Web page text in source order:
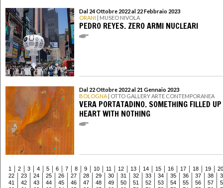
Dal 24 Ottobre 2022 al 22 Febbraio 2023
ORANI | MUSEO NIVOLA
PEDRO REYES. ZERO ARMI NUCLEARI
Dal 22 Ottobre 2022 al 21 Gennaio 2023
BOLOGNA | OTTO GALLERY ARTE CONTEMPORANEA
VERA PORTATADINO. SOMETHING FILLED
HEART WITH NOTHING
1 2 3 4 5 6 7 8 9 10 11 12 13 14 15 16 17 18 19
20
22
23 24 25 26 27 28 29 30 31 32 33 34 35 36 37 38
41
42 43 44 45 46 47 48 49 50 51 52 53 54 55 56 57